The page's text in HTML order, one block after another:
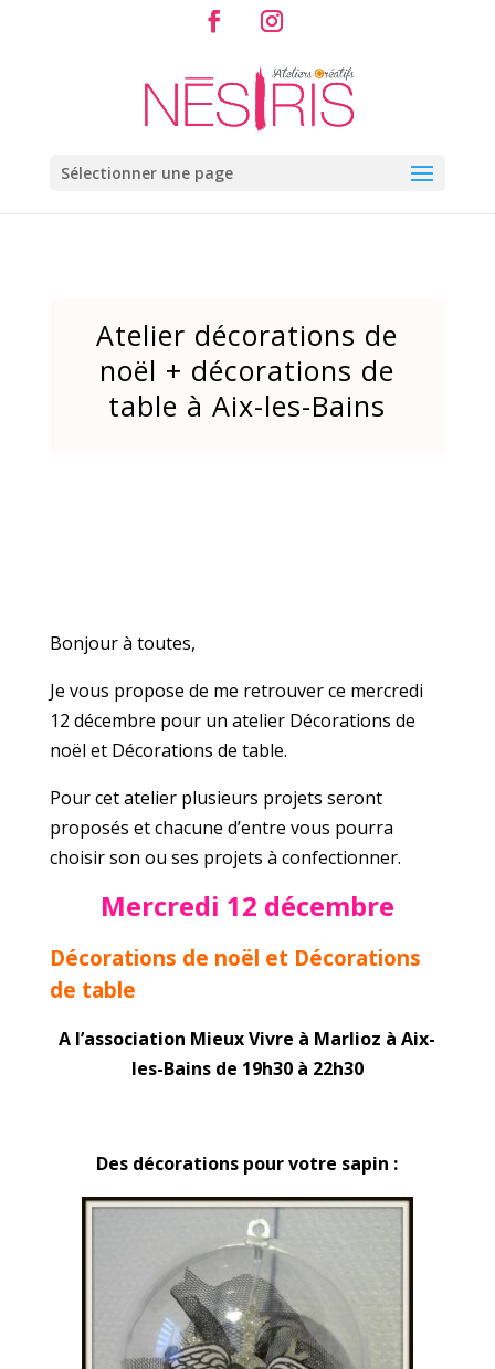
Sélectionner une page
Atelier décorations de
noël + décorations de
table à Aix-les-Bains
Bonjour à toutes,
Je vous propose de me retrouver ce mercredi
12 décembre pour un atelier Décorations de
noël et Décorations de table.
Pour cet atelier plusieurs projets seront
proposés et chacune d’entre vous pourra
choisir son ou ses projets à confectionner.
Mercredi 12 décembre
Décorations de noël et Décorations
de table
A l’association Mieux Vivre à Marlioz à Aix-
les-Bains de 19h30 à 22h30
Des décorations pour votre sapin :